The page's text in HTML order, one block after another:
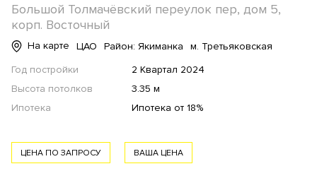
Большой Толмачёвский переулок пер, дом 5,
корп. Восточный
На карте ЦАО Район: Якиманка
м. Третьяковская
Год постройки
2 Квартал 2024
Высота потолков
3.35 м
Ипотека
Ипотека от 18%
ЦЕНА ПО ЗАПРОСУ ВАША ЦЕНА